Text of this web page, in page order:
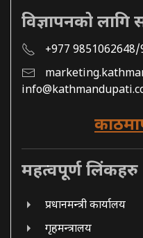
विज्ञापनको लागि
+977
महत्वपूर्ण लिंकहरु
प्रधानमन्त्री कार्यालय
गृहमन्त्रालय